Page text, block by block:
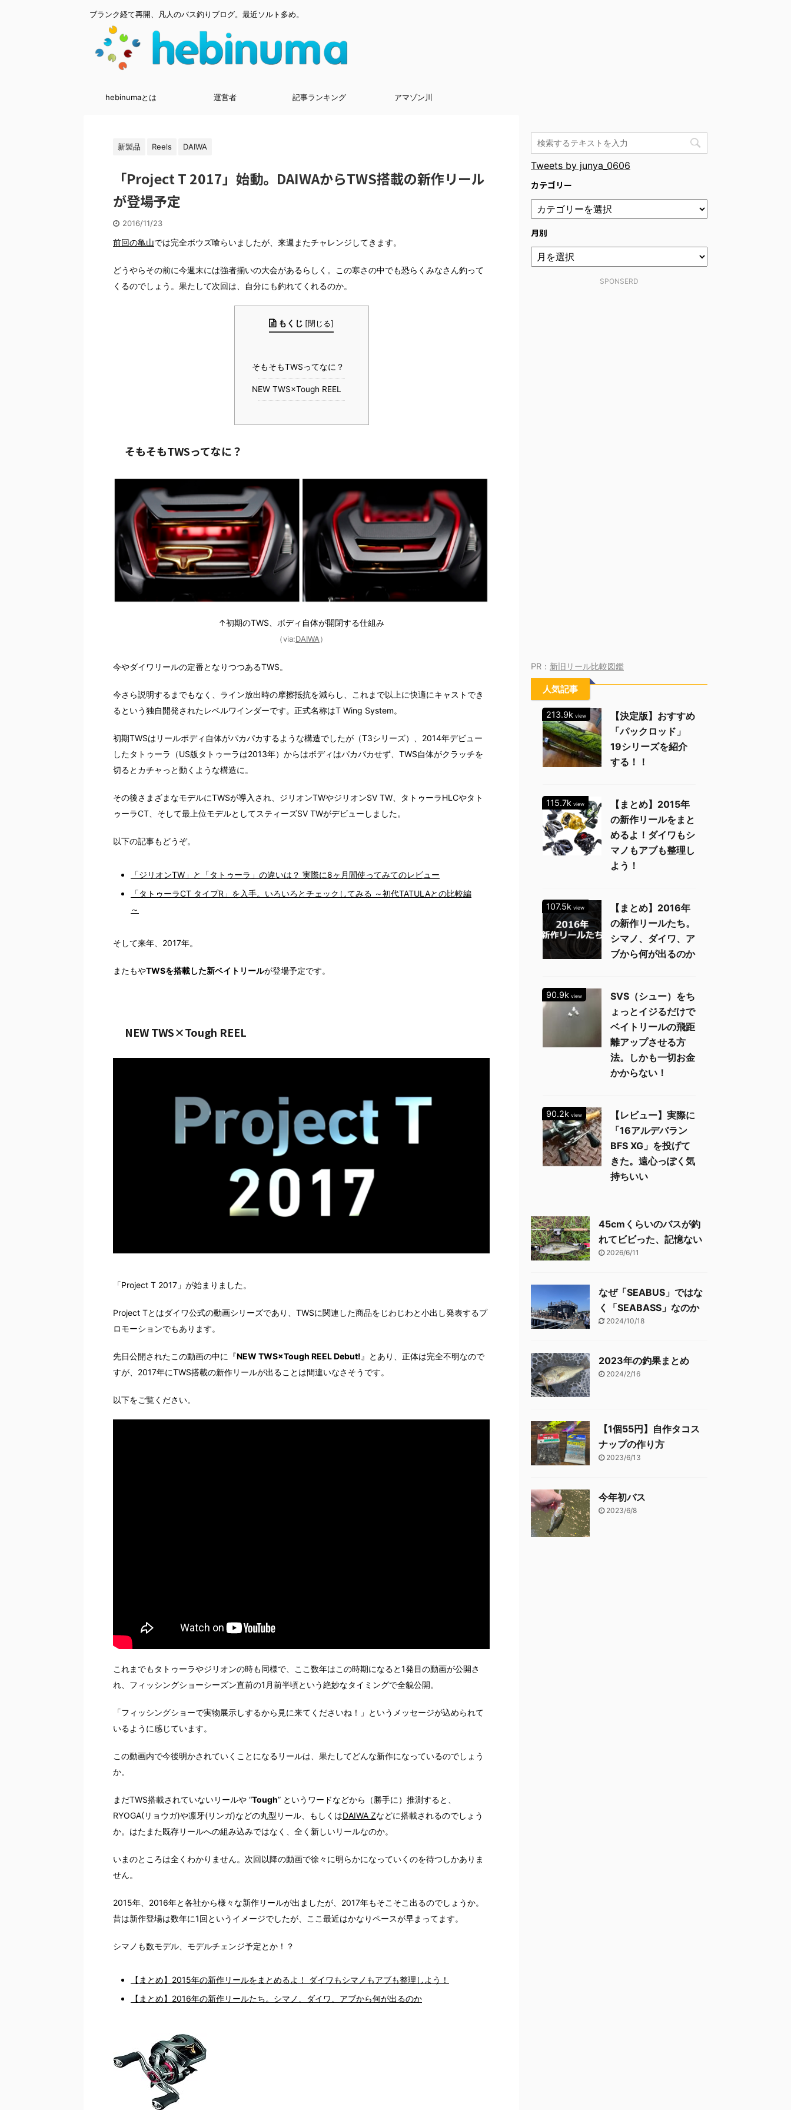
ブランク経て再開、凡人のバス釣りブログ。最近ソルト多め。
hebinumaとは 運営者 記事ランキング アマゾン川
新製品 Reels DAIWA
「Project T 2017」始動。DAIWAからTWS搭載の新作リール
が登場予定
2016/11/23
前回の亀山では完全ボウズ喰らいましたが、来週またチャレンジしてきます。
どうやらその前に今週末には強者揃いの大会があるらしく。この寒さの中でも恐らくみなさん釣って
くるのでしょう。果たして次回は、自分にも釣れてくれるのか。
もくじ [閉じる]
そもそもTWSってなに？
NEW TWS×Tough REEL
そもそもTWSってなに？
↑初期のTWS、ボディ自体が開閉する仕組み
（via:DAIWA）
今やダイワリールの定番となりつつあるTWS。
今さら説明するまでもなく、ライン放出時の摩擦抵抗を減らし、これまで以上に快適にキャストでき
るという独自開発されたレベルワインダーです。正式名称はT Wing System。
初期TWSはリールボディ自体がパカパカするような構造でしたが（T3シリーズ）、2014年デビュー
したタトゥーラ（US版タトゥーラは2013年）からはボディはパカパカせず、TWS自体がクラッチを
切るとカチャっと動くような構造に。
その後さまざまなモデルにTWSが導入され、ジリオンTWやジリオンSV TW、タトゥーラHLCやタト
ゥーラCT、そして最上位モデルとしてスティーズSV TWがデビューしました。
以下の記事もどうぞ。
「ジリオンTW」と「タトゥーラ」の違いは？ 実際に8ヶ月間使ってみてのレビュー
「タトゥーラCT タイプR」を入手。いろいろとチェックしてみる ～初代TATULAとの比較編
～
そして来年、2017年。
またもやTWSを搭載した新ベイトリールが登場予定です。
NEW TWS×Tough REEL
「Project T 2017」が始まりました。
Project Tとはダイワ公式の動画シリーズであり、TWSに関連した商品をじわじわと小出し発表するプ
ロモーションでもあります。
先日公開されたこの動画の中に『NEW TWS×Tough REEL Debut! 』とあり、正体は完全不明なので
すが、2017年にTWS搭載の新作リールが出ることは間違いなさそうです。
以下をご覧ください。
これまでもタトゥーラやジリオンの時も同様で、ここ数年はこの時期になると1発目の動画が公開さ
れ、フィッシングショーシーズン直前の1月前半頃という絶妙なタイミングで全貌公開。
「フィッシングショーで実物展示しするから見に来てくださいね！」というメッセージが込められて
いるように感じています。
この動画内で今後明かされていくことになるリールは、果たしてどんな新作になっているのでしょう
か。
まだTWS搭載されていないリールや “Tough” というワードなどから（勝手に）推測すると、
RYOGA(リョウガ)や凛牙(リンガ)などの丸型リール、もしくはDAIWA Zなどに搭載されるのでしょう
か。はたまた既存リールへの組み込みではなく、全く新しいリールなのか。
いまのところは全くわかりません。次回以降の動画で徐々に明らかになっていくのを待つしかありま
せん。
2015年、2016年と各社から様々な新作リールが出ましたが、2017年もそこそこ出るのでしょうか。
昔は新作登場は数年に1回というイメージでしたが、ここ最近はかなりペースが早まってます。
シマノも数モデル、モデルチェンジ予定とか！？
【まとめ】2015年の新作リールをまとめるよ！ ダイワもシマノもアブも整理しよう！
【まとめ】2016年の新作リールたち。シマノ、ダイワ、アブから何が出るのか
Tweets by junya_0606
カテゴリー
月別
SPONSERD
PR： 新旧リール比較図鑑
人気記事
213.9k view
【決定版】おすすめ
「パックロッド」
19シリーズを紹介
する！！
115.7k view
【まとめ】2015年
の新作リールをまと
めるよ！ダイワもシ
マノもアブも整理し
よう！
107.5k view
【まとめ】2016年
の新作リールたち。
シマノ、ダイワ、ア
ブから何が出るのか
90.9k view
SVS（シュー）をち
ょっとイジるだけで
ベイトリールの飛距
離アップさせる方
法。しかも一切お金
かからない！
90.2k view
【レビュー】実際に
「16アルデバラン
BFS XG」を投げて
きた。遠心っぽく気
持ちいい
45cmくらいのバスが釣
れてビビった、記憶ない
2026/6/11
なぜ「SEABUS」ではな
く「SEABASS」なのか
2024/10/18
2023年の釣果まとめ
2024/2/16
【1個55円】自作タコス
ナップの作り方
2023/6/13
今年初バス
2023/6/8